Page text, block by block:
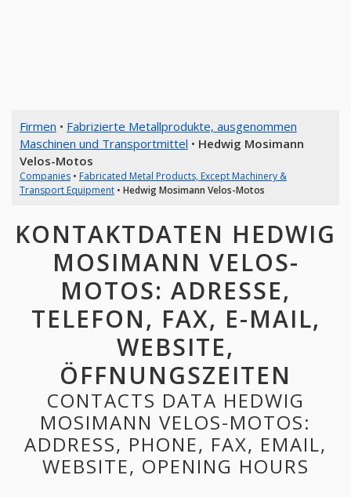
Firmen • Fabrizierte Metallprodukte, ausgenommen
Maschinen und Transportmittel • Hedwig Mosimann
Velos-Motos
Companies• Fabricated Metal Products, Except Machinery &
Transport Equipment• Hedwig Mosimann Velos-Motos
KONTAKTDATEN HEDWIG
MOSIMANN VELOS-
MOTOS: ADRESSE,
TELEFON, FAX, E-MAIL,
WEBSITE,
ÖFFNUNGSZEITEN
CONTACTS DATA HEDWIG
MOSIMANN VELOS-MOTOS:
ADDRESS, PHONE, FAX, EMAIL,
WEBSITE, OPENING HOURS